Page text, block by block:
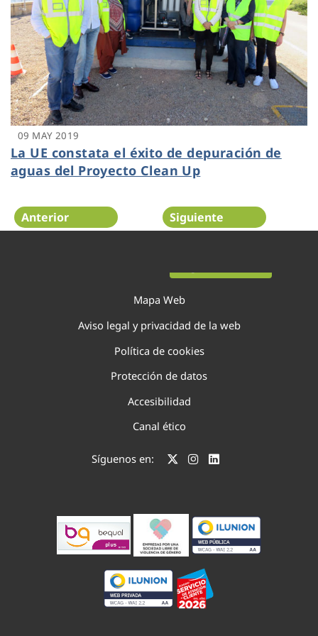
09 MAY 2019
La UE constata el éxito de depuración de
aguas del Proyecto Clean Up
Anterior Siguiente
Mapa Web
Aviso legal y privacidad de la web
Política de cookies
Protección de datos
Accesibilidad
Canal ético
Síguenos en: